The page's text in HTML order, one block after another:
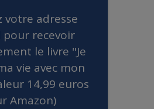
votre adresse
pour recevoir
le livre "Je
vie avec mon
14,99 euros
Amazon)